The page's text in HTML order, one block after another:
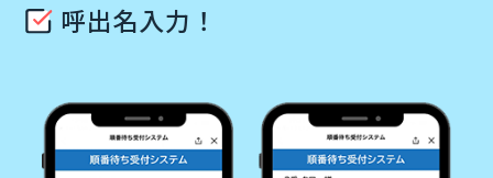
呼出名入力！